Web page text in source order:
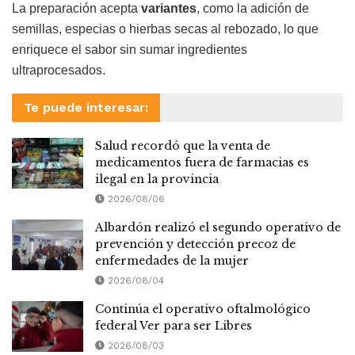
La preparación acepta variantes, como la adición de
semillas, especias o hierbas secas al rebozado, lo que
enriquece el sabor sin sumar ingredientes
ultraprocesados.
Te puede interesar:
Salud recordó que la venta de
medicamentos fuera de farmacias es
ilegal en la provincia
2026/08/06
Albardón realizó el segundo operativo de
prevención y detección precoz de
enfermedades de la mujer
2026/08/04
Continúa el operativo oftalmológico
federal Ver para ser Libres
2026/08/03